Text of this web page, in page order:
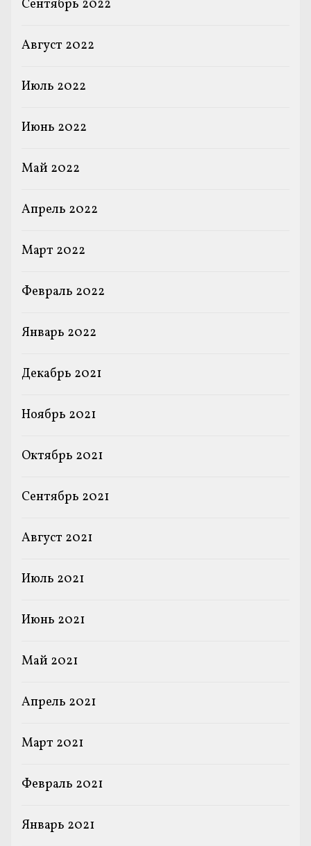
Сентябрь 2022
Август 2022
Июль 2022
Июнь 2022
Май 2022
Апрель 2022
Март 2022
Февраль 2022
Январь 2022
Декабрь 2021
Ноябрь 2021
Октябрь 2021
Сентябрь 2021
Август 2021
Июль 2021
Июнь 2021
Май 2021
Апрель 2021
Март 2021
Февраль 2021
Январь 2021